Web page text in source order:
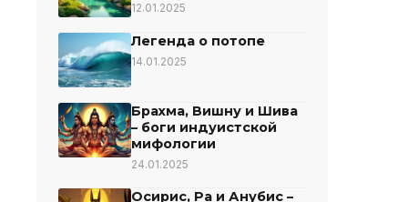
12.01.2025
Легенда о потопе
14.01.2025
Брахма, Вишну и Шива
– боги индуистской
мифологии
24.01.2025
Осирис, Ра и Анубис –